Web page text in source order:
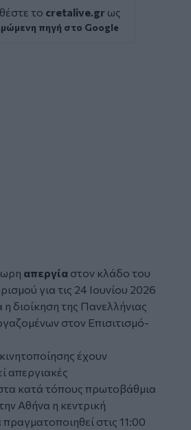
το cretalive.gr ως
πηγή στο Google
απεργία στον κλάδο του
για τις 24 Ιουνίου 2026
διοίκηση της Πανελλήνιας
στον Επισιτισμό-
έχουν
απεργιακές
κατά τόπους πρωτοβάθμια
Αθήνα η κεντρική
στις 11:00